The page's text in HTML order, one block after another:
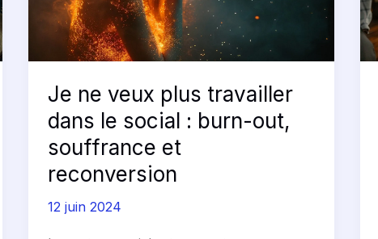
Je ne veux plus travailler
dans le social : burn-out,
souffrance et
reconversion
12 juin 2024
dans
le
social
burn-
out,
souffrance
et